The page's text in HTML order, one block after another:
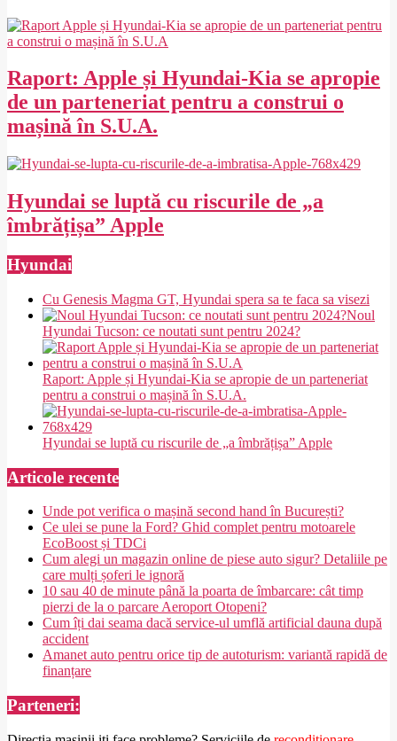
2024-
02-
Raport: Apple și Hyundai-Kia se apropie
de un parteneriat pentru a construi o
mașină în S.U.A.
2023-
27
Hyundai se luptă cu riscurile de „a
îmbrățișa” Apple
2021-
02-
Hyundai
Cu Genesis Magma GT, Hyundai spera sa te faca sa visezi
Noul
Hyundai Tucson: ce noutati sunt pentru 2024?
Raport: Apple și Hyundai-Kia se apropie de un parteneriat
pentru a construi o mașină în S.U.A.
Hyundai se luptă cu riscurile de „a îmbrățișa” Apple
Articole recente
Unde pot verifica o mașină second hand în București?
Ce ulei se pune la Ford? Ghid complet pentru motoarele
EcoBoost și TDCi
Cum alegi un magazin online de piese auto sigur? Detaliile pe
care mulți șoferi le ignoră
10 sau 40 de minute până la poarta de îmbarcare: cât timp
pierzi de la o parcare Aeroport Otopeni?
Cum îți dai seama dacă service-ul umflă artificial dauna după
accident
Amanet auto pentru orice tip de autoturism: variantă rapidă de
finanțare
Parteneri: